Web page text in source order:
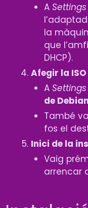
A
la
que
DHCP).
Afegir la ISO
A
de
També
fos el
Inici de la
Vaig
arrencar